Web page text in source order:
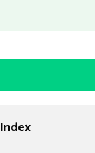
Index